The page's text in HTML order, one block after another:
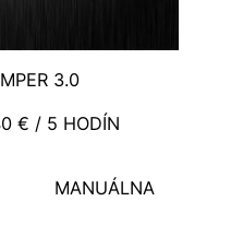
3.0
€ / 5 HODÍN
MANUÁLNA